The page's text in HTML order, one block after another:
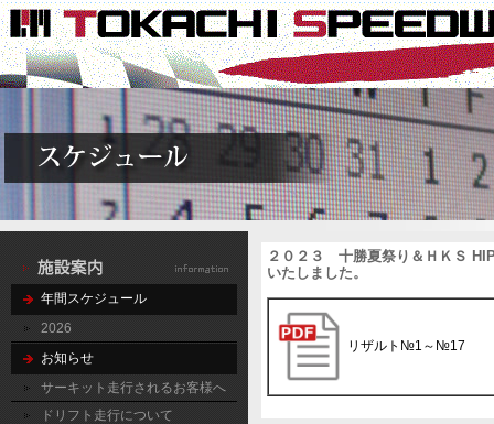
年間スケジュール
2026
お知らせ
サーキット走行されるお客様へ
ドリフト走行について
２０２３ 十勝夏祭り＆ＨＫＳ
いたしました。
リザルト№1～№17